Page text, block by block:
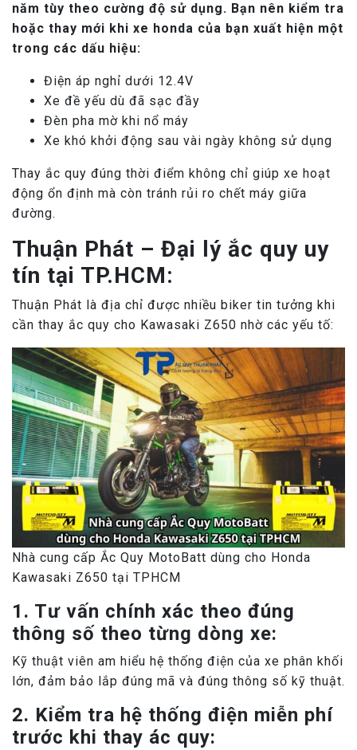
năm tùy theo cường độ sử dụng. Bạn nên kiểm tra
hoặc thay mới khi xe honda của bạn xuất hiện một
trong các dấu hiệu:
Điện áp nghỉ dưới 12.4V
Xe đề yếu dù đã sạc đầy
Đèn pha mờ khi nổ máy
Xe khó khởi động sau vài ngày không sử dụng
Thay ắc quy đúng thời điểm không chỉ giúp xe hoạt
động ổn định mà còn tránh rủi ro chết máy giữa
đường.
Thuận Phát – Đại lý ắc quy uy
tín tại TP.HCM:
Thuận Phát là địa chỉ được nhiều biker tin tưởng khi
cần thay ắc quy cho Kawasaki Z650 nhờ các yếu tố:
Nhà cung cấp Ắc Quy MotoBatt dùng cho Honda
Kawasaki Z650 tại TPHCM
1. Tư vấn chính xác theo đúng
thông số theo từng dòng xe:
Kỹ thuật viên am hiểu hệ thống điện của xe phân khối
lớn, đảm bảo lắp đúng mã và đúng thông số kỹ thuật.
2. Kiểm tra hệ thống điện miễn phí
trước khi thay ác quy: